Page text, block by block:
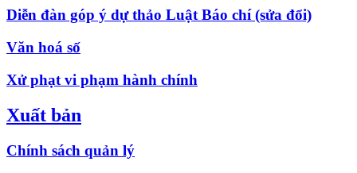
Diễn đàn góp ý dự thảo Luật Báo chí (sửa đổi)
Văn hoá số
Xử phạt vi phạm hành chính
Xuất bản
Chính sách quản lý